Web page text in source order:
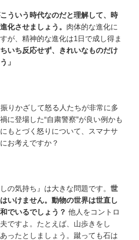
ういう時代なのだと理解して、時
化させましょう。 肉体的な進化に
が、精神的な進化は1日で成し得ま
いち反応せず、きれいなものだけ
」
りかざして怒る人たちが非常に多
に登場した“自粛警察”が良い例かも
もとづく怒りについて、スマナサ
お考えですか？
の気持ち』は大きな問題です。 世
いけません。動物の世界は世直し
でいるでしょう？ 他人をコントロ
ですよ。たとえば、山歩きをし
ったとしましょう。蹴っても石は